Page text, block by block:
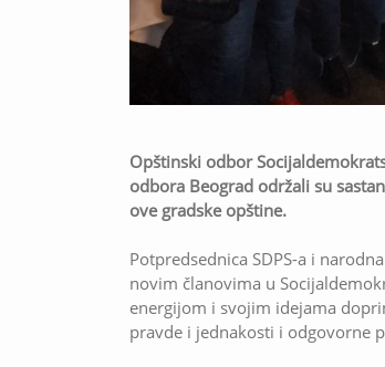
Opštinski odbor
odbora Beograd održali su
ove gradske opštine.
Potpredsednica SDPS-a i
novim članovima u
energijom i svojim idejama
pravde i jednakosti i odgovorne